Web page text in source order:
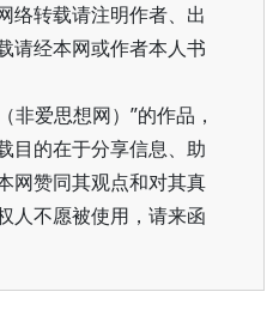
络转载请注明作者、出
请经本网或作者本人书
非爱思想网）”的作品，
目的在于分享信息、助
网赞同其观点和对其真
人不愿被使用，请来函